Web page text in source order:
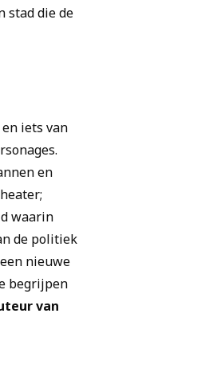
stad die de
iets van
en
waarin
de politiek
nieuwe
begrijpen
van